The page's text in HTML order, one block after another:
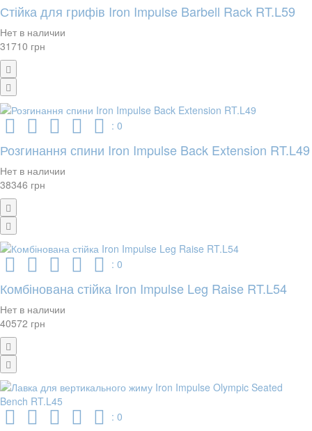
Стійка для грифів Iron Impulse Barbell Rack RT.L59
Нет в наличии
31710 грн
: 0
Розгинання спини Iron Impulse Back Extension RT.L49
Нет в наличии
38346 грн
: 0
Комбінована стійка Iron Impulse Leg Raise RT.L54
Нет в наличии
40572 грн
: 0